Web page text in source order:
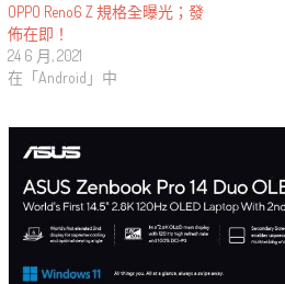
OPPO Reno6 Z 規格全曝光；發
佈在即！
24 6 月, 2021
在「Android」中